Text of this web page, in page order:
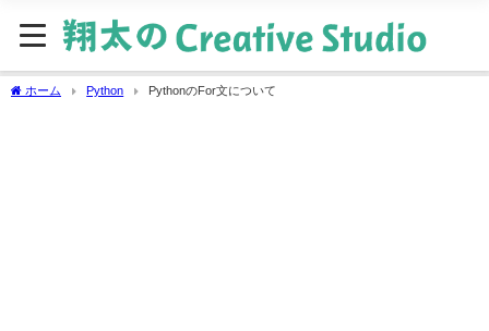
ホーム Python PythonのFor文について